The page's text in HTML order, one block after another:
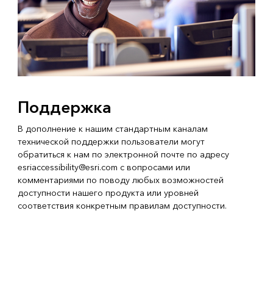
Поддержка
В дополнение к нашим стандартным каналам
технической поддержки пользователи могут
обратиться к нам по электронной почте по адресу
esriaccessibility@esri.com с вопросами или
комментариями по поводу любых возможностей
доступности нашего продукта или уровней
соответствия конкретным правилам доступности.